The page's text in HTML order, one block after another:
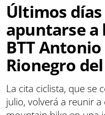
Últimos
apuntarse a
BTT
Rionegro
La cita ciclista, que se
julio, volverá a reunir